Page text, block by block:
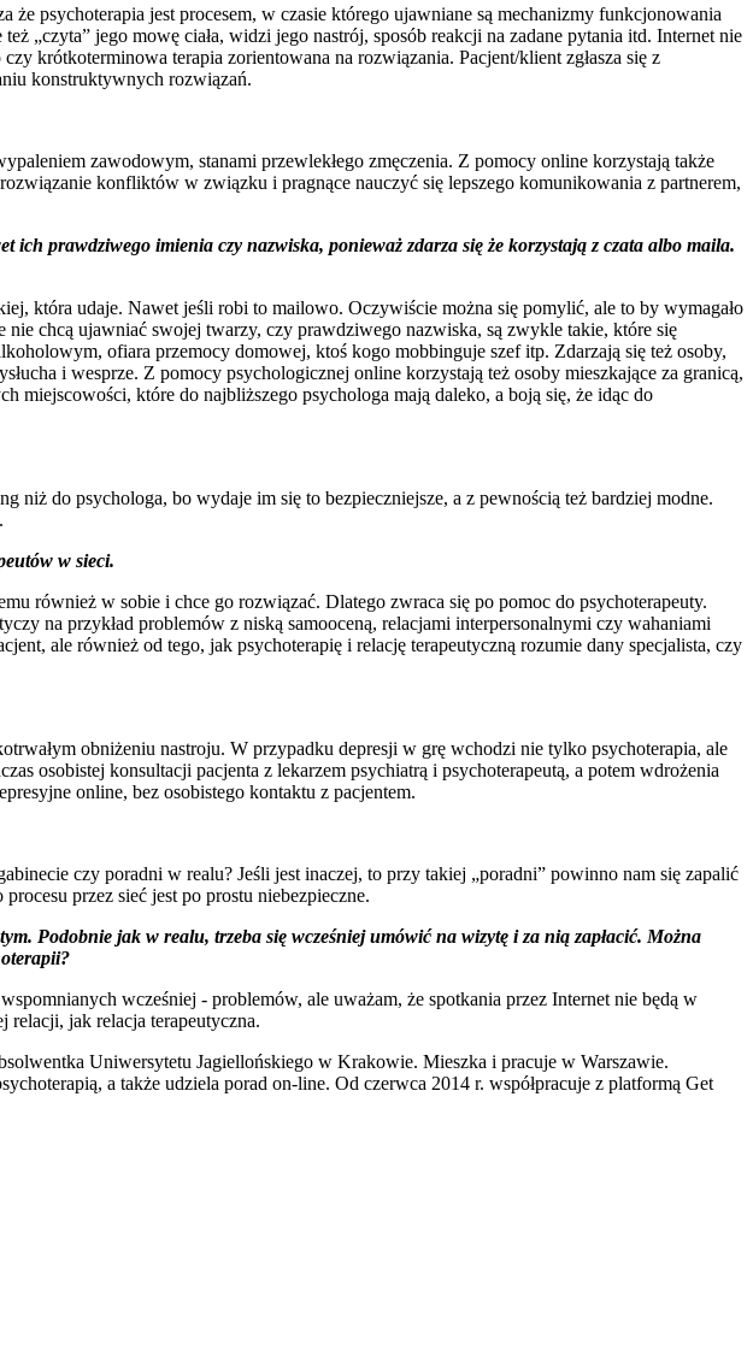
psychoterapia jest procesem, w czasie którego ujawniane są mechanizmy funkcjonowania
„czyta” jego mowę ciała, widzi jego nastrój, sposób reakcji na zadane pytania itd. Internet nie
krótkoterminowa terapia zorientowana na rozwiązania. Pacjent/klient zgłasza się z
konstruktywnych rozwiązań.
zawodowym, stanami przewlekłego zmęczenia. Z pomocy online korzystają także
konfliktów w związku i pragnące nauczyć się lepszego komunikowania z partnerem,
prawdziwego imienia czy nazwiska, ponieważ zdarza się że korzystają z czata albo maila.
która udaje. Nawet jeśli robi to mailowo. Oczywiście można się pomylić, ale to by wymagało
chcą ujawniać swojej twarzy, czy prawdziwego nazwiska, są zwykle takie, które się
ofiara przemocy domowej, ktoś kogo mobbinguje szef itp. Zdarzają się też osoby,
i wesprze. Z pomocy psychologicznej online korzystają też osoby mieszkające za granicą,
miejscowości, które do najbliższego psychologa mają daleko, a boją się, że idąc do
do psychologa, bo wydaje im się to bezpieczniejsze, a z pewnością też bardziej modne.
w sieci.
również w sobie i chce go rozwiązać. Dlatego zwraca się po pomoc do psychoterapeuty.
na przykład problemów z niską samooceną, relacjami interpersonalnymi czy wahaniami
ale również od tego, jak psychoterapię i relację terapeutyczną rozumie dany specjalista, czy
obniżeniu nastroju. W przypadku depresji w grę wchodzi nie tylko psychoterapia, ale
osobistej konsultacji pacjenta z lekarzem psychiatrą i psychoterapeutą, a potem wdrożenia
online, bez osobistego kontaktu z pacjentem.
czy poradni w realu? Jeśli jest inaczej, to przy takiej „poradni” powinno nam się zapalić
przez sieć jest po prostu niebezpieczne.
Podobnie jak w realu, trzeba się wcześniej umówić na wizytę i za nią zapłacić. Można
wcześniej - problemów, ale uważam, że spotkania przez Internet nie będą w
relacji, jak relacja terapeutyczna.
Uniwersytetu Jagiellońskiego w Krakowie. Mieszka i pracuje w Warszawie.
a także udziela porad on-line. Od czerwca 2014 r. współpracuje z platformą Get